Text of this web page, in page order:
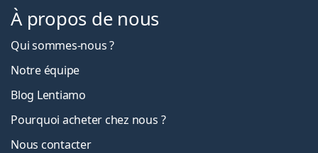
À propos de nous
Qui sommes-nous ?
Notre équipe
Blog Lentiamo
Pourquoi acheter chez nous ?
Nous contacter